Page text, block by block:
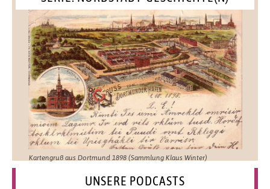
Kartengruß aus Dortmund 1898 (Sammlung Klaus Winter)
UNSERE PODCASTS